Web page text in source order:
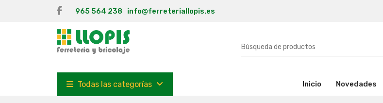
965 564 238 info@ferreteriallopis.es
Todas las categorías Inicio (activo)Novedades